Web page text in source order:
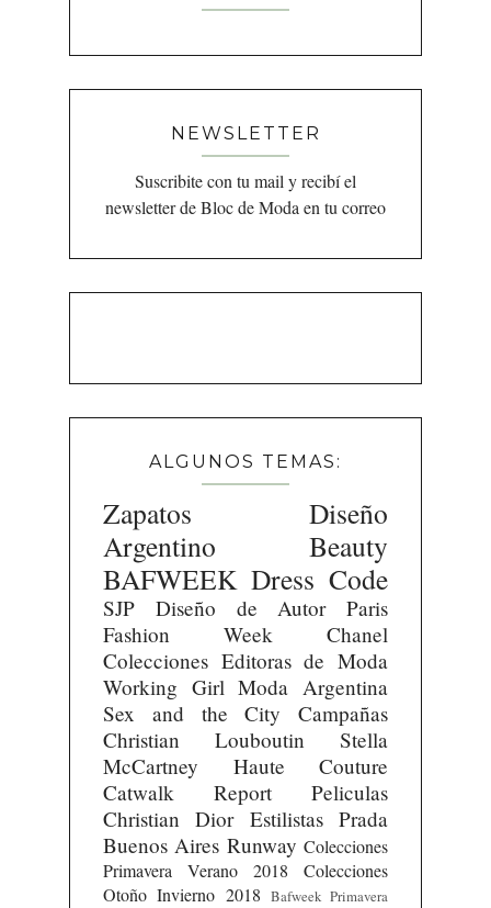
NEWSLETTER
Suscribite con tu mail y recibí el
newsletter de Bloc de Moda en tu correo
ALGUNOS TEMAS:
Zapatos
Diseño
Argentino
Beauty
BAFWEEK Dress Code
SJP Diseño de Autor
Paris
Fashion Week
Chanel
Colecciones Editoras de Moda
Working Girl Moda Argentina
Sex and the City
Campañas
Christian Louboutin
Stella
McCartney
Haute Couture
Catwalk Report
Peliculas
Christian Dior Estilistas Prada
Buenos Aires Runway Colecciones
Primavera Verano 2018
Colecciones
Otoño Invierno 2018 Bafweek Primavera